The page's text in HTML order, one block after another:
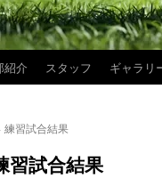
紹介 スタッフ ギャラリ
練習試合結果
習試合結果